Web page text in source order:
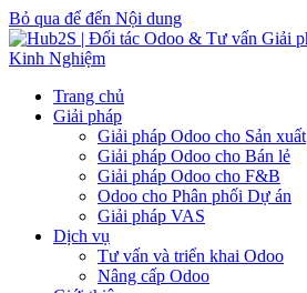
Bỏ qua để đến Nội dung
Trang chủ
Giải pháp
Giải pháp Odoo cho Sản xuất
Giải pháp Odoo cho Bán lẻ
Giải pháp Odoo cho F&B
Odoo cho Phân phối Dự án
Giải pháp VAS
Dịch vụ
Tư vấn và triển khai Odoo
Nâng cấp Odoo